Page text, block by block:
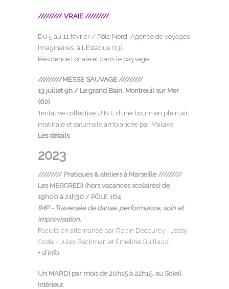
///////// VRAIE /////////
Du 5 au 11 février / Pôle Nord, Agence de voyages
Imaginaires, à L’Estaque (13).
Résidence Locale et dans le paysage
/////////MESSE SAUVAGE /////////
13 juillet 9h / Le grand Bain, Montreuil sur Mer
(62)
Tentative collective U N E d’une boum en plein air,
matinale et saturnale ambiancée par Malaxe
Les détails
2023
///////// Pratiques & ateliers à Marseille /////////
Les MERCREDI (hors vacances scolaires) de
19h00 à 21h30 / PÔLE 164
IMP - Traversée de danse, performance, soin et
improvisation.
Facilité en alternance par Robin Decourcy - Jessy
Coste - Jules Beckman et Emeline Guillaud.
+ d’info
Un MARDI par mois de 20h15 à 22h15, au Soleil
Intérieur.